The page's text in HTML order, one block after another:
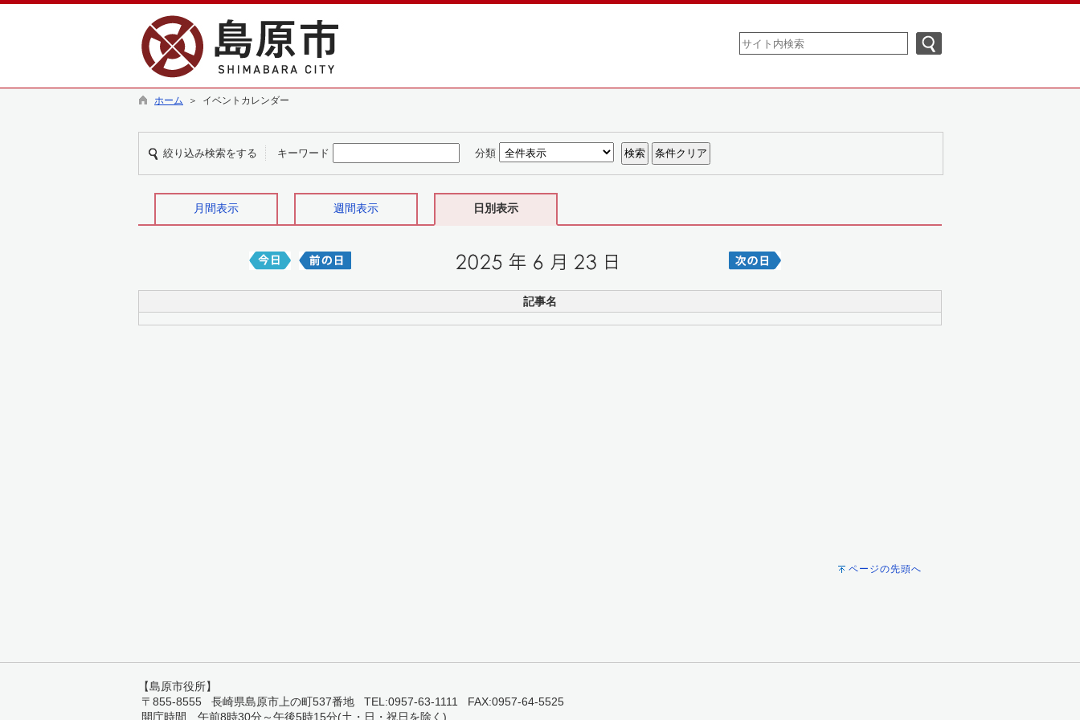
ホーム ＞ イベントカレンダー
絞り込み検索をする キーワード 分類
月間表示 週間表示 日別表示
記事名
ページの先頭へ
【島原市役所】
〒855-8555 長崎県島原市上の町537番地 TEL:0957-63-1111 FAX:0957-64-5525
開庁時間 午前8時30分～午後5時15分(土・日・祝日を除く)